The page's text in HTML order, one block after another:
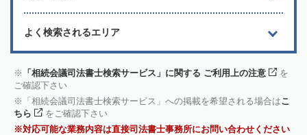
よく検索されるエリア
「相続会議司法書士検索サービス」に関する ご利用上の注意
を
ご確認下さい
「相続会議司法書士検索サービス」への掲載を希望される場合はこ
ちら
をご確認下さい
対応可能な業務内容は直接司法書士事務所にお問い合わせください